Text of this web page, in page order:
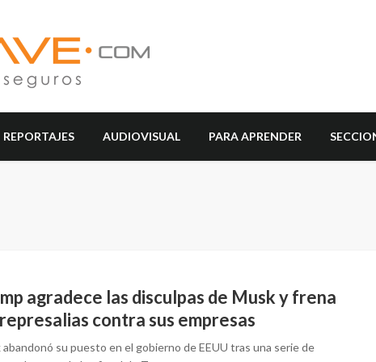
REPORTAJES AUDIOVISUAL PARA APRENDER
agradece las disculpas de Musk y frena
contra sus empresas
abandonó su puesto en el gobierno de EEUU tras una serie de